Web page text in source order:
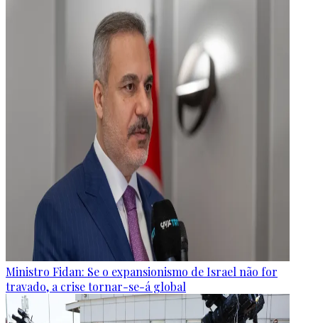
Ministro Fidan: Se o expansionismo de Israel não for
travado, a crise tornar-se-á global